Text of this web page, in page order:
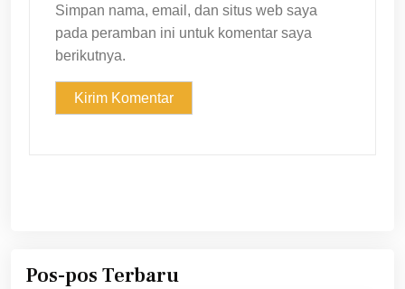
Simpan nama, email, dan situs web saya
pada peramban ini untuk komentar saya
berikutnya.
Pos-pos Terbaru